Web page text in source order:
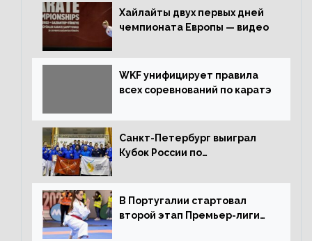
Хайлайты двух первых дней
чемпионата Европы — видео
WKF унифицирует правила
всех соревнований по каратэ
Санкт-Петербург выиграл
Кубок России по
В Португалии стартовал
второй этап Премьер-лиги